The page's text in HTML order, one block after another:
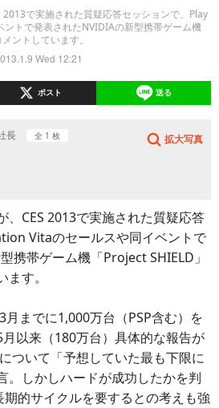
2013で実施された質疑応答セッションで、Play
トで発表されたNVIDIAの新型携帯ゲーム機
ントしています。
Wed 12:21
ポスト 送る
長 全 1 枚 拡大写真
、CES 2013で実施された質疑応答
Vitaのセールスや同イベントで
携帯ゲーム機「Project SHIELD」
す。
月までに1,000万台（PSP含む）を
以来（180万台）具体的な報告が
ついて「予想していた最も下限に
。しかしハードが成功したかを判
的サイクルを要するとの考えも強